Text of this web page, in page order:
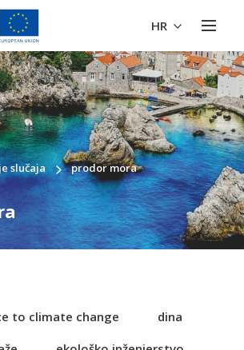
HR
slučaja prodor mora
to climate change
dina